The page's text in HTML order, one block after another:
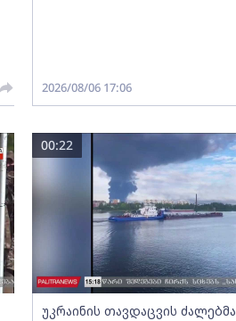
2026/08/06 17:06
უკრაინის თავდაცვის ძალებმა
00:22